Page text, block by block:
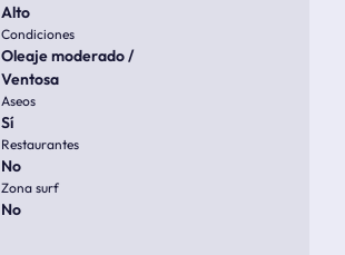
Alto
Condiciones
Oleaje moderado /
Ventosa
Aseos
Sí
Restaurantes
No
Zona surf
No